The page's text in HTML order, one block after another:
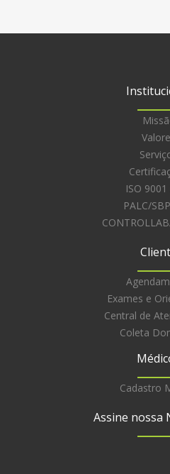
ISO
PALC/
Exames e
Central de
Coleta
Cadastro
Assine nossa